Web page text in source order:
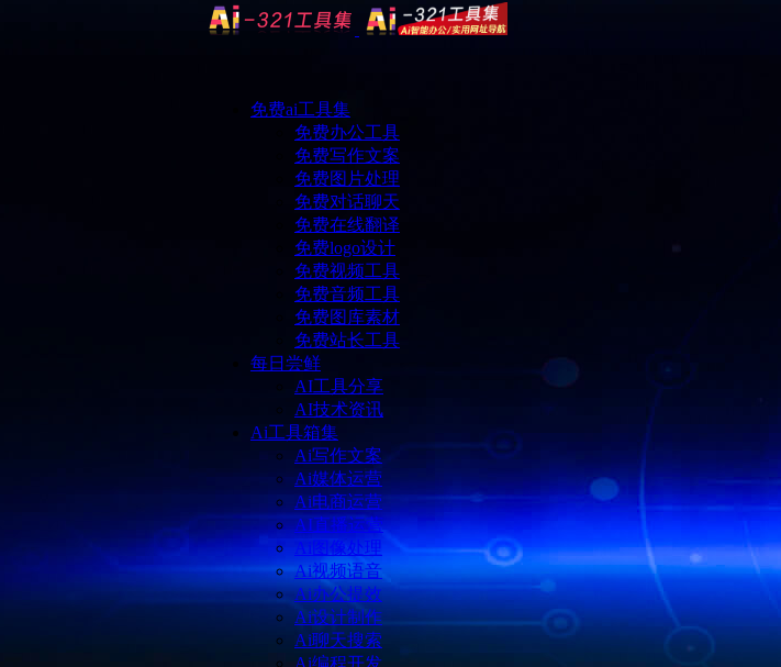
免费ai工具集
免费办公工具
免费写作文案
免费图片处理
免费对话聊天
免费在线翻译
免费logo设计
免费视频工具
免费音频工具
免费图库素材
免费站长工具
每日尝鲜
AI工具分享
AI技术资讯
Ai工具箱集
Ai写作文案
Ai媒体运营
Ai电商运营
AI直播运营
Ai图像处理
Ai视频语音
Ai办公提效
Ai设计制作
Ai聊天搜索
Ai编程开发